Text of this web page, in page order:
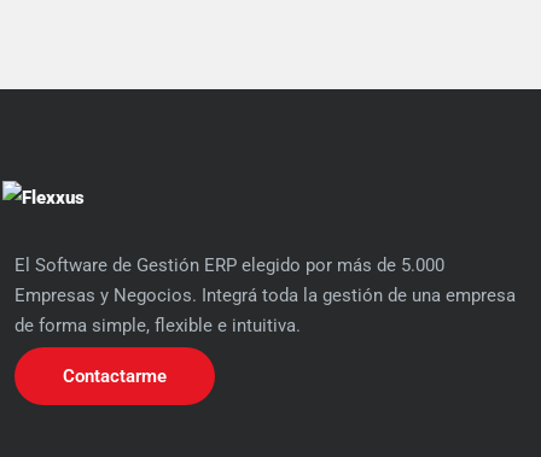
El Software de Gestión ERP elegido por más de 5.000
Empresas y Negocios. Integrá toda la gestión de una empresa
de forma simple, flexible e intuitiva.
Contactarme